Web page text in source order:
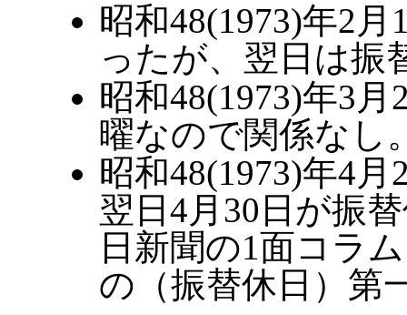
昭和48(1973)年2
ったが、翌日は振
昭和48(1973)年3
曜なので関係なし
昭和48(1973)年4
翌日4月30日が振
日新聞の1面コラ
の（振替休日）第